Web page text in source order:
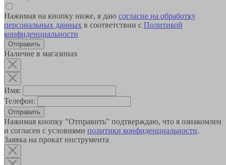
Нажимая на кнопку ниже, я даю согласие на обработку
персональных данных в соответствии с Политикой
конфиденциальности
Наличие в магазинах
Имя:
Телефон:
Отправить
Нажимая кнопку "Отправить" подтверждаю, что я ознакомлен
и согласен с условиями политики конфиденциальности.
Заявка на прокат инструмента